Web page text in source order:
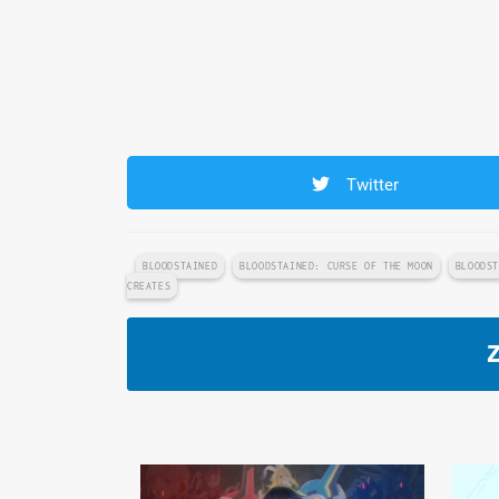
Twitter
BLOODSTAINED BLOODSTAINED: CURSE OF THE MOON
CREATES